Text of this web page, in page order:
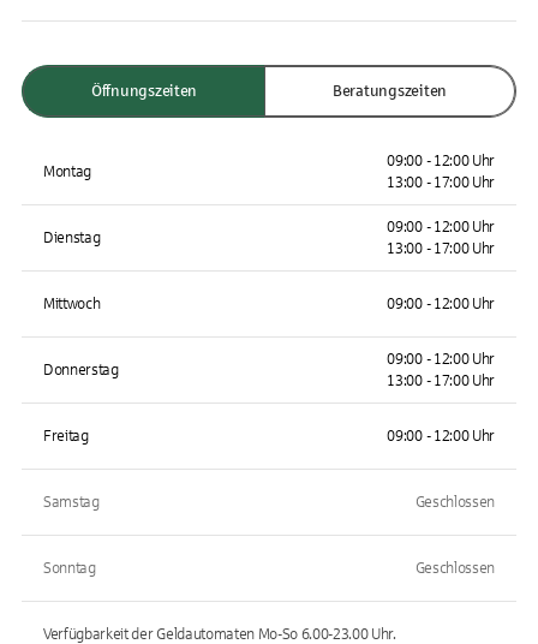
Öffnungszeiten Beratungszeiten
Montag
09:00 - 12:00 Uhr
13:00 - 17:00 Uhr
Dienstag
09:00 - 12:00 Uhr
13:00 - 17:00 Uhr
Mittwoch 09:00 - 12:00 Uhr
Donnerstag
09:00 - 12:00 Uhr
13:00 - 17:00 Uhr
Freitag 09:00 - 12:00 Uhr
Samstag Geschlossen
Sonntag Geschlossen
Verfügbarkeit der Geldautomaten Mo-So 6.00-23.00Uhr.